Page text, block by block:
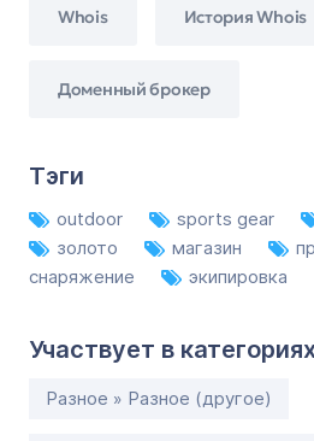
Whois История Whois
Доменный брокер
Тэги
outdoor sports gear
золото
магазин
снаряжение
экипировка
Участвует в
Разное » Разное (другое)